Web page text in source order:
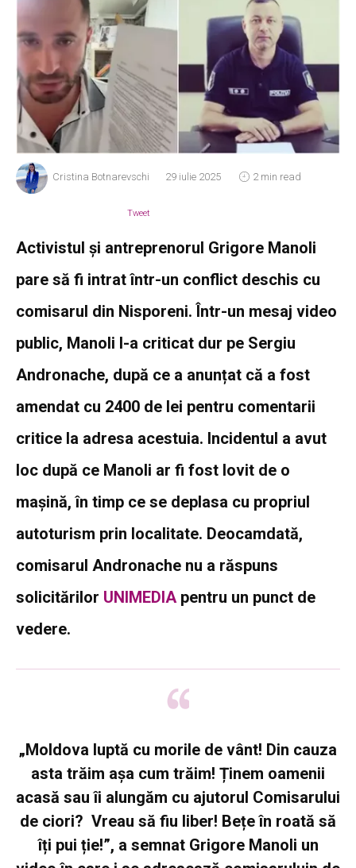
Cristina Botnarevschi 29 iulie 2025 2 min read
Tweet
Activistul și antreprenorul Grigore Manoli
pare să fi intrat într-un conflict deschis cu
comisarul din Nisporeni. Într-un mesaj video
public, Manoli l-a criticat dur pe Sergiu
Andronache, după ce a anunțat că a fost
amendat cu 2400 de lei pentru comentarii
critice la adresa acestuia. Incidentul a avut
loc după ce Manoli ar fi fost lovit de o
mașină, în timp ce se deplasa cu propriul
autoturism prin localitate. Deocamdată,
comisarul Andronache nu a răspuns
solicitărilor UNIMEDIA pentru un punct de
vedere.
„Moldova luptă cu morile de vânt! Din cauza
asta trăim așa cum trăim! Ținem oamenii
acasă sau îi alungăm cu ajutorul Comisarului
de ciori? Vreau să fiu liber! Bețe în roată să
îți pui ție!”, a semnat Grigore Manoli un